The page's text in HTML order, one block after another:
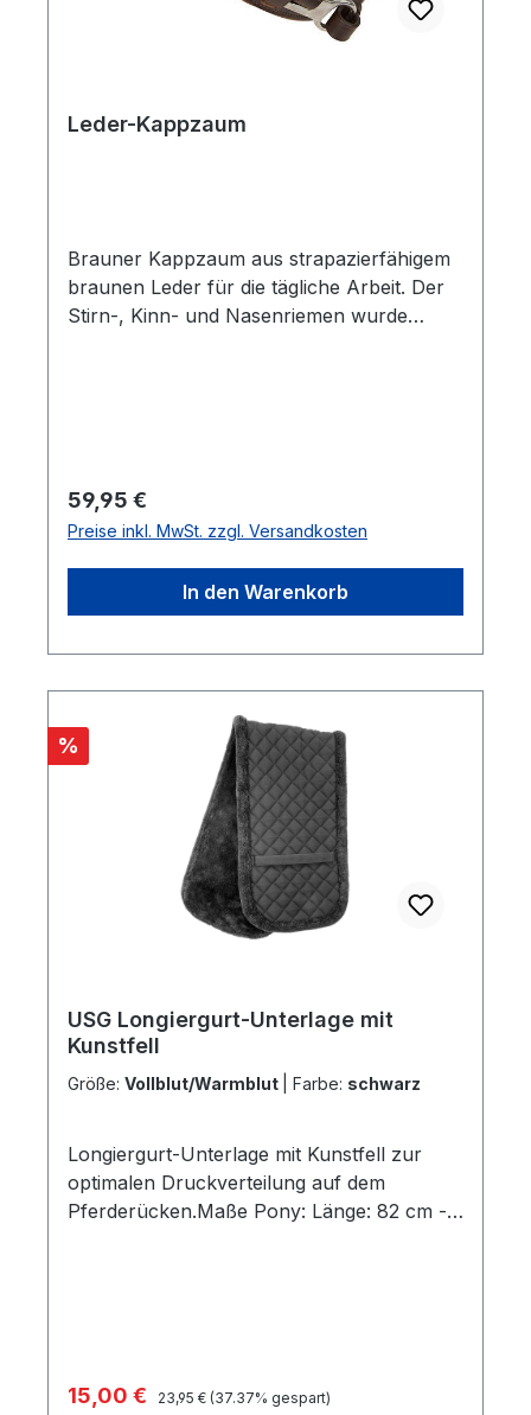
Leder-Kappzaum
Brauner Kappzaum aus strapazierfähigem
braunen Leder für die tägliche Arbeit. Der
Stirn-, Kinn- und Nasenriemen wurde
Regulärer Preis:
59,95 €
Preise inkl. MwSt. zzgl. Versandkosten
In den Warenkorb
Rabatt
%
USG Longiergurt-Unterlage mit
Kunstfell
Größe: Vollblut/Warmblut Farbe: schwarz
Longiergurt-Unterlage mit Kunstfell zur
optimalen Druckverteilung auf dem
Pferderücken.Maße Pony: Länge: 82 cm -
Verkaufspreis:
15,00 € Regulärer Preis:
23,95 € (37.37% gespart)